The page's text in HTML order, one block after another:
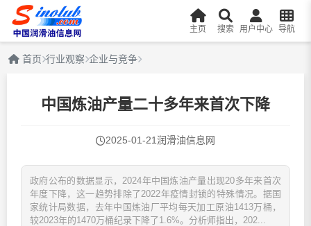
主页 搜索 用户中心 导航
首页 行业观察 企业与竞争
中国炼油产量二十多年来首次下降
2025-01-21润滑油信息网
政府公布的数据显示，2024年中国炼油产量出现20多年来首次
年度下降，这一趋势排除了2022年疫情封锁的特殊情况。据国
家统计局数据，去年中国炼油厂平均每天加工原油1413万桶，
较2023年的1470万桶纪录下降了1.6%。分析师指出，202...